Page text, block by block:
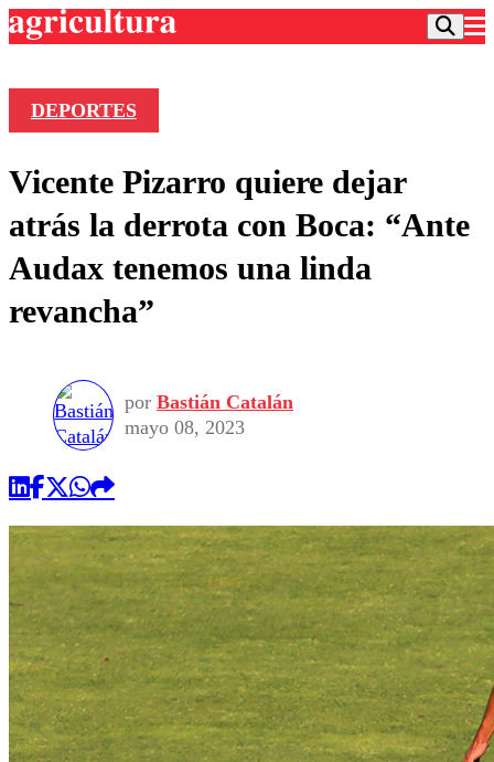
Frecuencias
Agricultura TV
Deportes
Colo Colo
Motor
Torneo Internacional
Torneo Nacional
Entretención
Noticias
Internacional
Nacional
Vida Social
Programas
Comercial
DEPORTES
Vicente Pizarro quiere dejar
atrás la derrota con Boca: “Ante
Audax tenemos una linda
revancha”
por Bastián Catalán
mayo 08, 2023